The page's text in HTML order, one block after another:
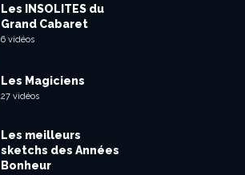
Les INSOLITES du
Grand Cabaret
6 vidéos
Les Magiciens
27 vidéos
Les meilleurs
sketchs des Années
Bonheur